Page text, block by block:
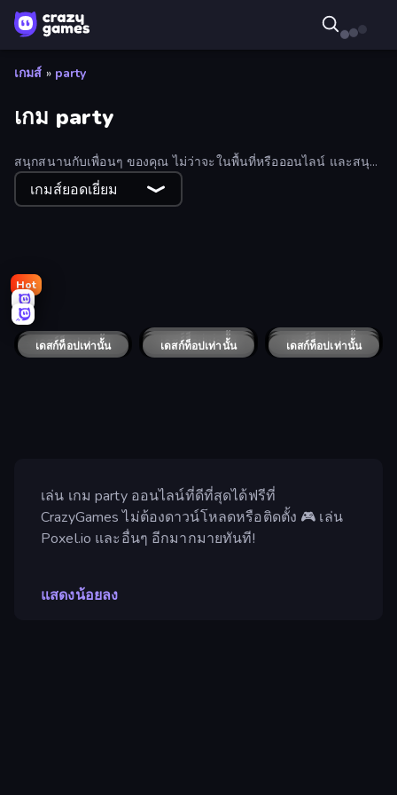
เกมส์ » party
เกม party
สนุกสนานกับเพื่อนๆ ของคุณ ไม่ว่าจะในพื้นที่หรือออนไลน์ และสนุก
สุดเหวี่ยงไปกับเกมปาร์ตี้ของ CrazyGames!
เกมส์ยอดเยี่ยม
Hot
Ninja Parkour Multiplayer GoKarts.io Overtide.io
Golf Mania Egg Folks Multiplayer Epic Battles
Cannon Pirates Multiplayer เดสก์ท็อปเท่านั้น Hazmob FPS: Online Shooter เดสก์ท็อปเท่านั้น
Bullet Force
เดสก์ท็อปเท่านั้น
Shell Shockers เดสก์ท็อปเท่านั้น เดสก์ท็อปเท่านั้น
เดสก์ท็อปเท่านั้น
Muscle Gun.IO เดสก์ท็อปเท่านั้น
SquadBlast เดสก์ท็อปเท่านั้น
MegamodGames
เล่น เกม party ออนไลน์ที่ดีที่สุดได้ฟรีที่
CrazyGames ไม่ต้องดาวน์โหลดหรือติดตั้ง 🎮 เล่น
Poxel.io และอื่นๆ อีกมากมายทันที!
แสดงน้อยลง